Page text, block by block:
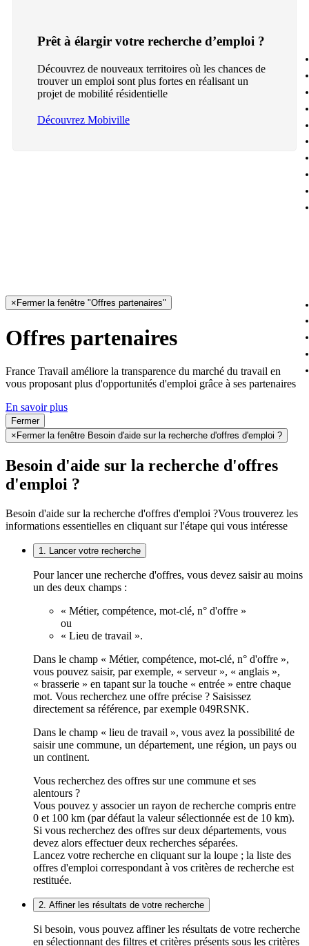
Prêt à élargir votre recherche d’emploi ?
Découvrez de nouveaux territoires où les chances de
trouver un emploi sont plus fortes en réalisant un
projet de mobilité résidentielle
Découvrez Mobiville
× Fermer la fenêtre "Offres partenaires"
Offres partenaires
France Travail améliore la transparence du marché du travail en
vous proposant plus d'opportunités d'emploi grâce à ses partenaires
En savoir plus
Fermer
× Fermer la fenêtre Besoin d'aide sur la recherche d'offres d'emploi ?
Besoin d'aide sur la recherche d'offres
d'emploi ?
Besoin d'aide sur la recherche d'offres d'emploi ?Vous trouverez les
informations essentielles en cliquant sur l'étape qui vous intéresse
1. Lancer votre recherche
Pour lancer une recherche d'offres, vous devez saisir au moins
un des deux champs :
« Métier, compétence, mot-clé, n° d'offre »
ou
« Lieu de travail ».
Dans le champ « Métier, compétence, mot-clé, n° d'offre »,
vous pouvez saisir, par exemple, « serveur », « anglais »,
« brasserie » en tapant sur la touche « entrée » entre chaque
mot. Vous recherchez une offre précise ? Saisissez
directement sa référence, par exemple 049RSNK.
Dans le champ « lieu de travail », vous avez la possibilité de
saisir une commune, un département, une région, un pays ou
un continent.
Vous recherchez des offres sur une commune et ses
alentours ?
Vous pouvez y associer un rayon de recherche compris entre
0 et 100 km (par défaut la valeur sélectionnée est de 10 km).
Si vous recherchez des offres sur deux départements, vous
devez alors effectuer deux recherches séparées.
Lancez votre recherche en cliquant sur la loupe ; la liste des
offres d'emploi correspondant à vos critères de recherche est
restituée.
2. Affiner les résultats de votre recherche
Si besoin, vous pouvez affiner les résultats de votre recherche
en sélectionnant des filtres et critères présents sous les critères